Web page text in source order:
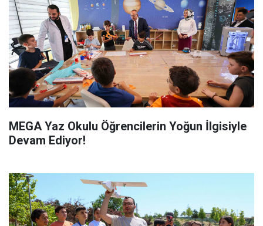
MEGA Yaz Okulu Öğrencilerin Yoğun İlgisiyle
Devam Ediyor!